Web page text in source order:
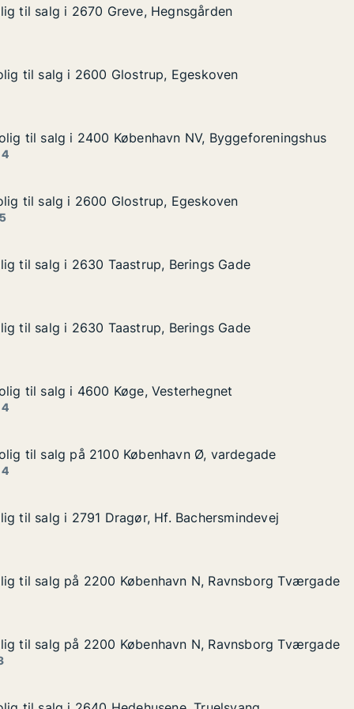
Greve, Hegnsgården
til salg i 2670 Greve, Hegnsgården
til salg i 2670 Greve, Hegnsgården
2600 Glostrup, Egeskoven
til salg i 2600 Glostrup, Egeskoven
til salg i 2600 Glostrup, Egeskoven
NV, Byggeforeningshus
2400 København NV, Byggeforeningshus
til salg i 2400 København NV, Byggeforeningshus
til salg i 2400 København NV, Byggeforeningshus
2600 Glostrup, Egeskoven
til salg i 2600 Glostrup, Egeskoven
til salg i 2600 Glostrup, Egeskoven
Gade
Taastrup, Berings Gade
til salg i 2630 Taastrup, Berings Gade
til salg i 2630 Taastrup, Berings Gade
Gade
Taastrup, Berings Gade
til salg i 2630 Taastrup, Berings Gade
til salg i 2630 Taastrup, Berings Gade
4600 Køge, Vesterhegnet
til salg i 4600 Køge, Vesterhegnet
til salg i 4600 Køge, Vesterhegnet
Ø, vardegade
2100 København Ø, vardegade
til salg på 2100 København Ø, vardegade
til salg på 2100 København Ø, vardegade
Dragør, Hf. Bachersmindevej
til salg i 2791 Dragør, Hf. Bachersmindevej
til salg i 2791 Dragør, Hf. Bachersmindevej
N, Ravnsborg Tværgade
2200 København N, Ravnsborg Tværgade
til salg på 2200 København N, Ravnsborg Tværgade
til salg på 2200 København N, Ravnsborg Tværgade
N, Ravnsborg Tværgade
2200 København N, Ravnsborg Tværgade
til salg på 2200 København N, Ravnsborg Tværgade
til salg på 2200 København N, Ravnsborg Tværgade